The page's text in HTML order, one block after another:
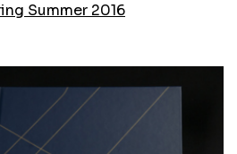
Summer 2016